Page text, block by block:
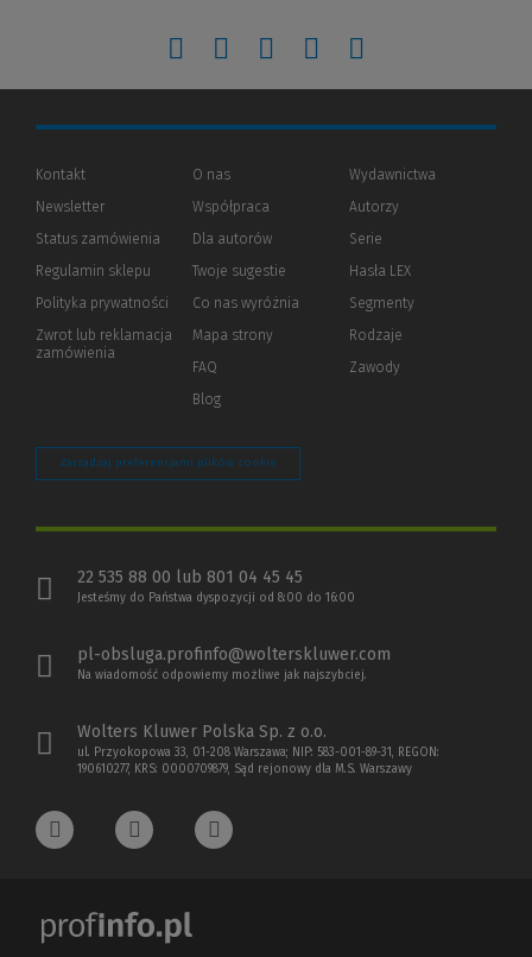
(Nowe
okno)
(Link
do
innej
strony)
(Nowe
okno)
(Link
do
innej
strony)
(Nowe
okno)
(Link
do
strony)
(Nowe
okno)
(Link
do
innej
strony)
(Nowe
okno)
(Link
do
innej
strony)
Kontakt
Newsletter
Status zamówienia
Regulamin sklepu
Polityka prywatności (Nowe
(Link
innej
Zwrot lub reklamacja
zamówienia
O nas
Współpraca
Dla autorów(Nowe
(Link
innej
Twoje sugestie
Co nas wyróżnia
Mapa strony
FAQ
Blog
Wydawnictwa
Autorzy
Serie
Hasła LEX
Segmenty
Rodzaje
Zawody
Zarządzaj preferencjami plików cookie
22 535 88 00 lub 801 04 45 45
Jesteśmy do Państwa dyspozycji od 8:00 do 16:00
pl-obsluga.profinfo@wolterskluwer.com
Na wiadomość odpowiemy możliwe jak najszybciej.
Wolters Kluwer Polska Sp. z o.o.
ul. Przyokopowa 33, 01-208 Warszawa; NIP: 583-001-89-31, REGON:
190610277, KRS: 0000709879, Sąd rejonowy dla M.S. Warszawy